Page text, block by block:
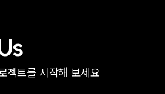
트를 시작해 보세요